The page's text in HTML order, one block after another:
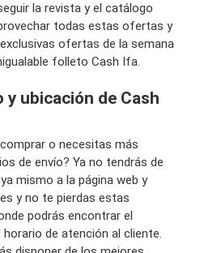
la revista y el catálogo
todas estas ofertas y
ofertas de la semana
folleto Cash Ifa.
y ubicación de Cash
o necesitas más
de envío? Ya no tendrás de
mismo a la página web y
y no te pierdas estas
podrás encontrar el
de atención al cliente.